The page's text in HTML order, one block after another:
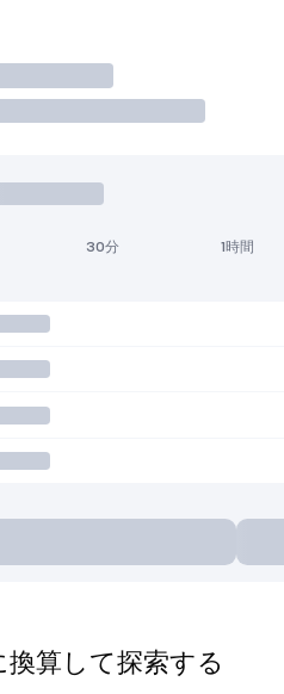
30分 1時間
算して探索する